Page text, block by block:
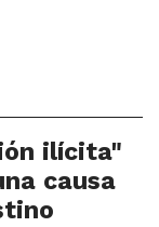
ilícita"
causa